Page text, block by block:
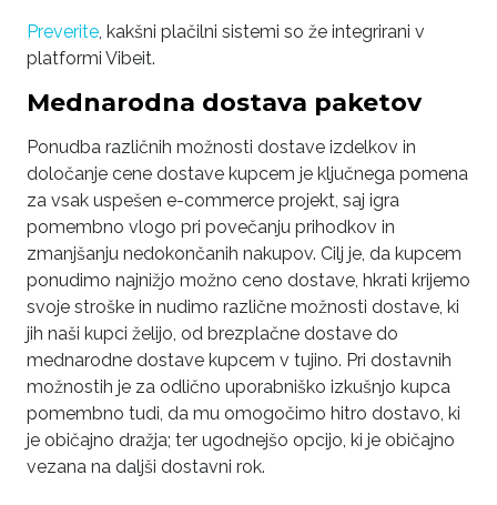
Preverite, kakšni plačilni sistemi so že integrirani v
platformi Vibeit.
Mednarodna dostava paketov
Ponudba različnih možnosti dostave izdelkov in
določanje cene dostave kupcem je ključnega pomena
za vsak uspešen e-commerce projekt, saj igra
pomembno vlogo pri povečanju prihodkov in
zmanjšanju nedokončanih nakupov. Cilj je, da kupcem
ponudimo najnižjo možno ceno dostave, hkrati krijemo
svoje stroške in nudimo različne možnosti dostave, ki
jih naši kupci želijo, od brezplačne dostave do
mednarodne dostave kupcem v tujino. Pri dostavnih
možnostih je za odlično uporabniško izkušnjo kupca
pomembno tudi, da mu omogočimo hitro dostavo, ki
je običajno dražja; ter ugodnejšo opcijo, ki je običajno
vezana na daljši dostavni rok.